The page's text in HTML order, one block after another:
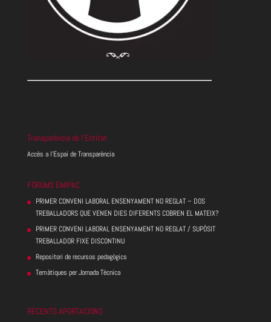
Transparència de l’Entitat
Accès a l’Espai de Transparència
FÓRUMS EMIPAC
PRIMER CONVENI LABORAL ENSENYAMENT NO REGLAT – DOS
TREBALLADORS QUE VENEN DIES DIFERENTS COBREN EL MATEIX?
PRIMER CONVENI LABORAL ENSENYAMENT NO REGLAT / SUPÒSIT
TREBALLADOR FIXE DISCONTINU
Repositori de recursos pedagògics
Temàtiques per Jornada Tècnica
RECENTS APORTACIONS